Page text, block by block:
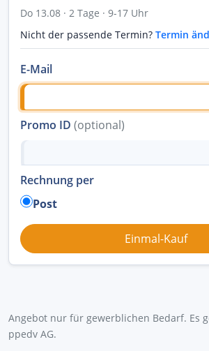
Do 13.08 · 2 Tage · 9-17 Uhr
Nicht der passende Termin? Termin
E-Mail
Promo ID (optional)
Rechnung per
Post
Angebot nur für gewerblichen Bedarf. Es
ppedv AG.